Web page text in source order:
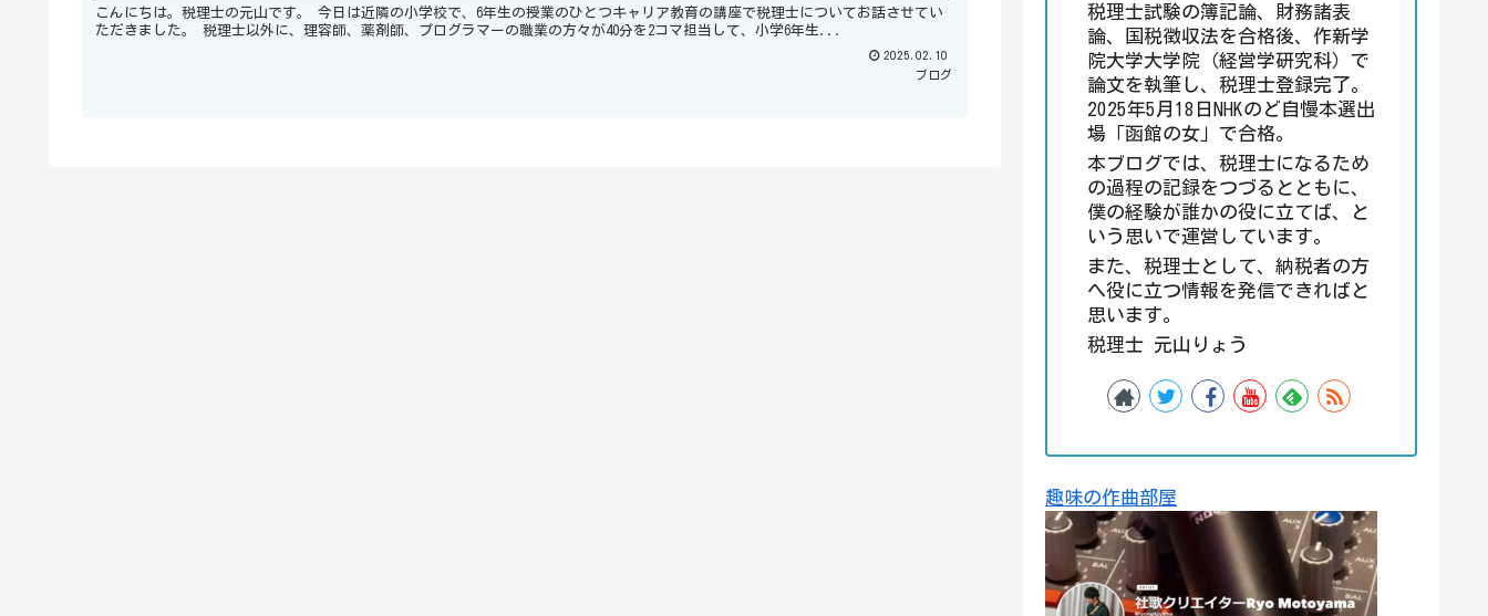
こんにちは。税理士の元山です。 今日は近隣の小学校で、6年生の授業のひとつキャリア教育の講座で税理士についてお話させてい
ただきました。 税理士以外に、理容師、薬剤師、プログラマーの職業の方々が40分を2コマ担当して、小学6年生...
2025.02.10
ブログ
税理士試験の簿記論、財務諸表
論、国税徴収法を合格後、作新学
院大学大学院（経営学研究科）で
論文を執筆し、税理士登録完了。
2025年5月18日NHKのど自慢本選出
場「函館の女」で合格。
本ブログでは、税理士になるため
の過程の記録をつづるとともに、
僕の経験が誰かの役に立てば、と
いう思いで運営しています。
また、税理士として、納税者の方
へ役に立つ情報を発信できればと
思います。
税理士 元山りょう
趣味の作曲部屋